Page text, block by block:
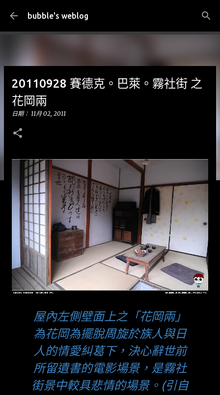
跳到主要內容
bubble's weblog
20110928 賽德克。巴萊。霧社街 之
花岡兩
日期： 11月 02, 2011
屋內左側壁面上之「花岡兩」
為花岡為擺脫周旋於族人與日
人的情愛糾葛下，決心辭世前
所留遺書的電影場景，是霧社
街景中較具悲情的場景。(引自